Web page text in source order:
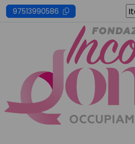
Skip
to
97513990586